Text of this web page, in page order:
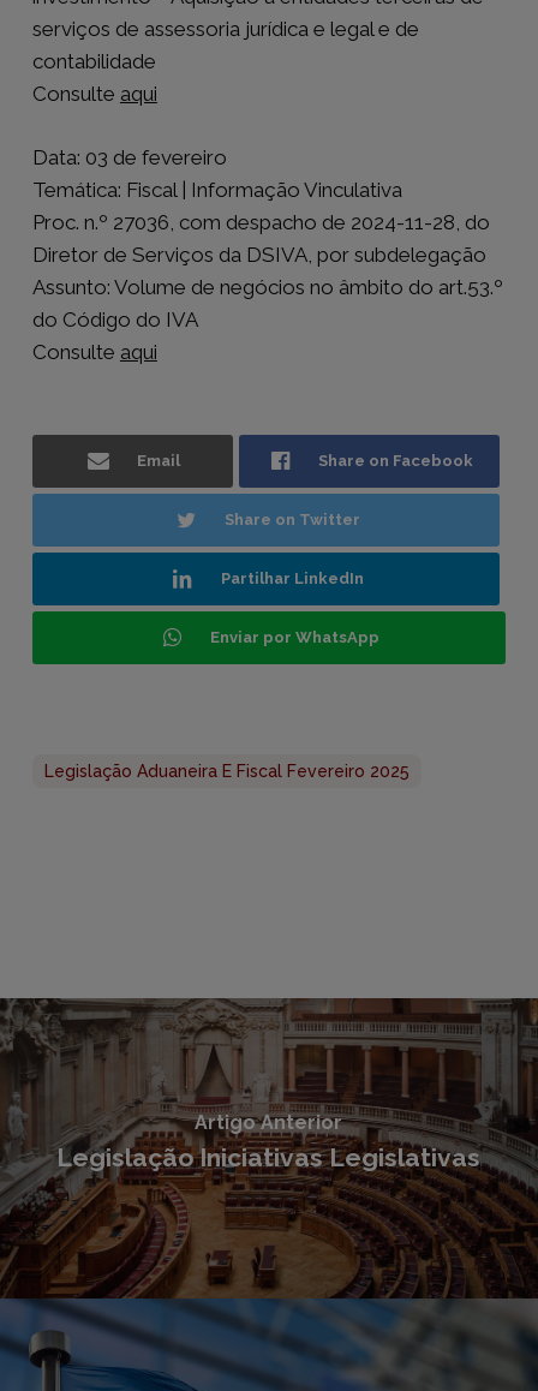
serviços de assessoria jurídica e legal e de
contabilidade
Consulte aqui
Data: 03 de fevereiro
Temática: Fiscal | Informação Vinculativa
Proc. n.º 27036, com despacho de 2024-11-28, do
Diretor de Serviços da DSIVA, por subdelegação
Assunto: Volume de negócios no âmbito do art.53.º
do Código do IVA
Consulte aqui
Email Share on Facebook
Share on Twitter
Partilhar LinkedIn
Enviar por WhatsApp
Legislação Aduaneira E Fiscal Fevereiro 2025
Artigo Anterior
Legislação Iniciativas Legislativas